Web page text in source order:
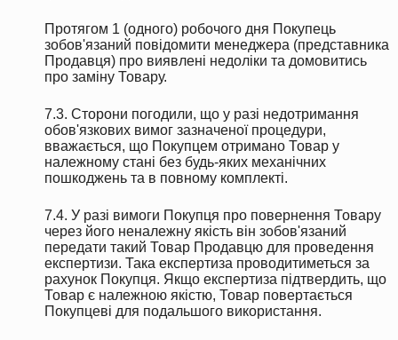
Протягом 1 (одного) робочого дня Покупець
зобов'язаний повідомити менеджера (представника
Продавця) про виявлені недоліки та домовитись
про заміну Товару.
7.3. Сторони погодили, що у разі недотримання
обов'язкових вимог зазначеної процедури,
вважається, що Покупцем отримано Товар у
належному стані без будь-яких механічних
пошкоджень та в повному комплекті.
7.4. У разі вимоги Покупця про повернення Товару
через його неналежну якість він зобов'язаний
передати такий Товар Продавцю для проведення
експертизи. Така експертиза проводитиметься за
рахунок Покупця. Якщо експертиза підтвердить, що
Товар є належною якістю, Товар повертається
Покупцеві для подальшого використання.